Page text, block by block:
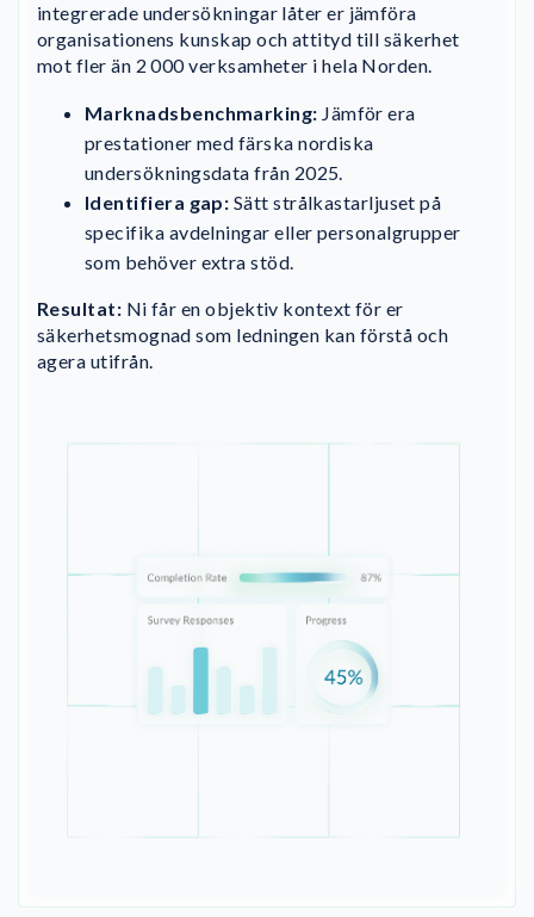
integrerade undersökningar låter er jämföra
organisationens kunskap och attityd till säkerhet
mot fler än 2 000 verksamheter i hela Norden.
Marknadsbenchmarking: Jämför era
prestationer med färska nordiska
undersökningsdata från 2025.
Identifiera gap: Sätt strålkastarljuset på
specifika avdelningar eller personalgrupper
som behöver extra stöd.
Resultat: Ni får en objektiv kontext för er
säkerhetsmognad som ledningen kan förstå och
agera utifrån.